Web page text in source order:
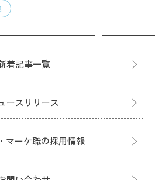
着記事一覧
ースリリース
マーケ職の採用情報